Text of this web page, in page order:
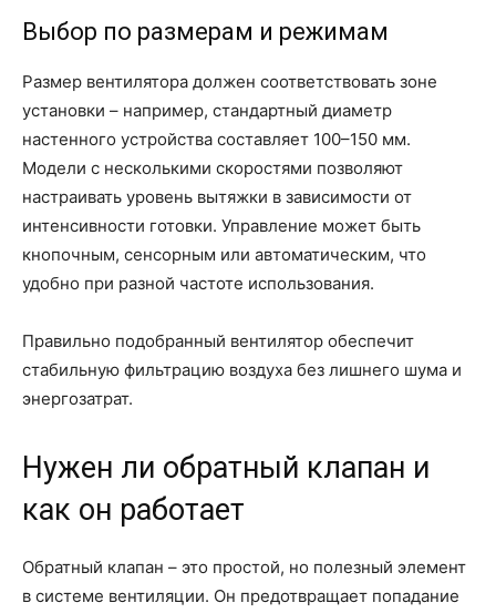
Выбор по размерам и режимам
Размер вентилятора должен соответствовать зоне
установки – например, стандартный диаметр
настенного устройства составляет 100–150 мм.
Модели с несколькими скоростями позволяют
настраивать уровень вытяжки в зависимости от
интенсивности готовки. Управление может быть
кнопочным, сенсорным или автоматическим, что
удобно при разной частоте использования.
Правильно подобранный вентилятор обеспечит
стабильную фильтрацию воздуха без лишнего шума и
энергозатрат.
Нужен ли обратный клапан и
как он работает
Обратный клапан – это простой, но полезный элемент
в системе вентиляции. Он предотвращает попадание